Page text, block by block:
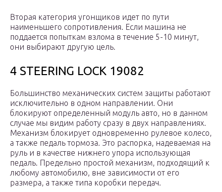
Вторая категория угонщиков идет по пути
наименьшего сопротивления. Если машина не
поддается попыткам взлома в течение 5-10 минут,
они выбирают другую цель.
4 STEERING LOCK 19082
Большинство механических систем защиты работают
исключительно в одном направлении. Они
блокируют определенный модуль авто, но в данном
случае мы видим работу сразу в двух направлениях.
Механизм блокирует одновременно рулевое колесо,
а также педаль тормоза. Это распорка, надеваемая на
руль и в качестве нижнего упора использующая
педаль. Предельно простой механизм, подходящий к
любому автомобилю, вне зависимости от его
размера, а также типа коробки передач.